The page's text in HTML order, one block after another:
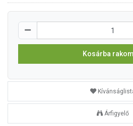
Kosárba rakom
Árfigyelő